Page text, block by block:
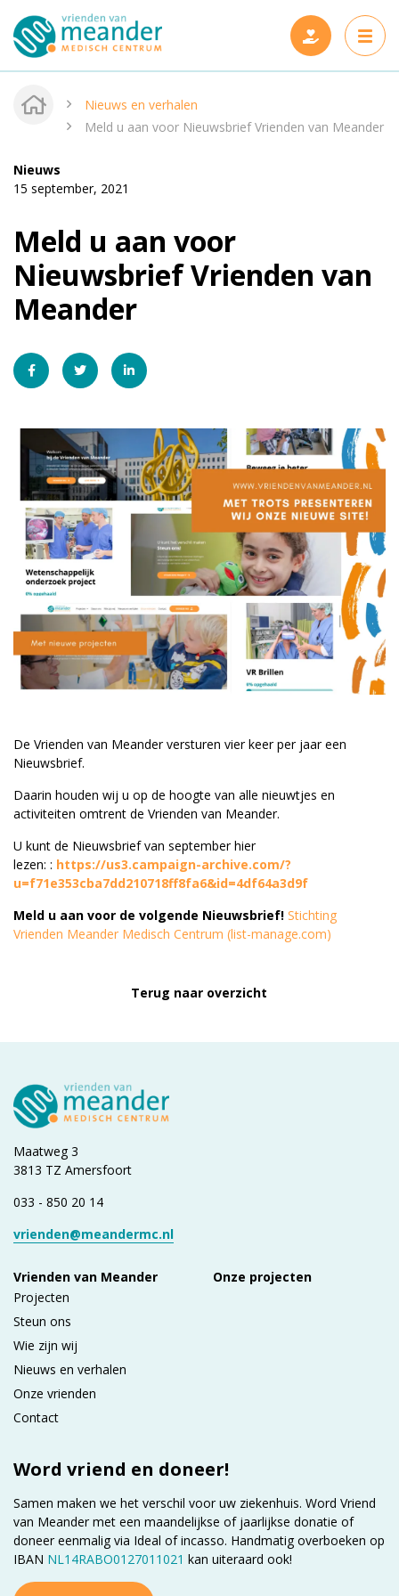
Projecten
Gerealiseerde projecten
Wie zijn wij
Nieuws en verhalen
Contact
vrienden@meandermc.nl
033 - 850 2014
Nieuws en verhalen
Meld u aan voor Nieuwsbrief Vrienden van Meander
Nieuws
15 september, 2021
Meld u aan voor
Nieuwsbrief Vrienden van
Meander
De Vrienden van Meander versturen vier keer per jaar een
Nieuwsbrief.
Daarin houden wij u op de hoogte van alle nieuwtjes en
activiteiten omtrent de Vrienden van Meander.
U kunt de Nieuwsbrief van september hier
lezen: : https://us3.campaign-archive.com/?
u=f71e353cba7dd210718ff8fa6&id=4df64a3d9f
Meld u aan voor de volgende Nieuwsbrief! Stichting
Vrienden Meander Medisch Centrum (list-manage.com)
Terug naar overzicht
Maatweg 3
3813 TZ Amersfoort
033 - 850 20 14
vrienden@meandermc.nl
Vrienden van Meander
Projecten
Steun ons
Wie zijn wij
Nieuws en verhalen
Onze vrienden
Contact
Onze projecten
Word vriend en doneer!
Samen maken we het verschil voor uw ziekenhuis. Word Vriend
van Meander met een maandelijkse of jaarlijkse donatie of
doneer eenmalig via Ideal of incasso. Handmatig overboeken op
IBAN NL14RABO0127011021 kan uiteraard ook!